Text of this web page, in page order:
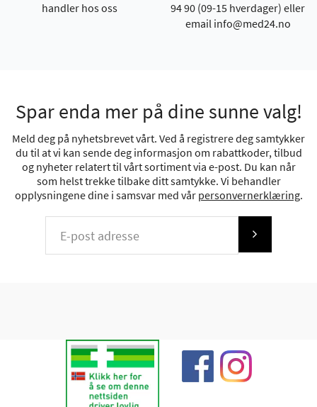
handler hos oss
94 90 (09-15 hverdager) eller
email info@med24.no
Spar enda mer på dine sunne valg!
Meld deg på nyhetsbrevet vårt. Ved å registrere deg samtykker
du til at vi kan sende deg informasjon om rabattkoder, tilbud
og nyheter relatert til vårt sortiment via e-post. Du kan når
som helst trekke tilbake ditt samtykke. Vi behandler
opplysningene dine i samsvar med vår personvernerklæring.